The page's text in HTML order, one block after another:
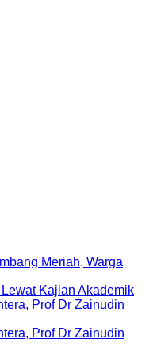
Meriah, Warga
Kajian Akademik
Prof Dr Zainudin
Prof Dr Zainudin